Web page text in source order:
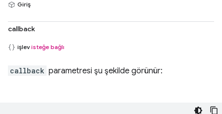
Giriş
callback
işlevisteğe bağlı
callback parametresi şu şekilde görünür: